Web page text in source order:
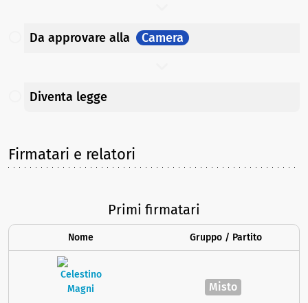
Da approvare alla Camera
Diventa legge
Firmatari e relatori
Primi firmatari
Nome Gruppo / Partito
Misto